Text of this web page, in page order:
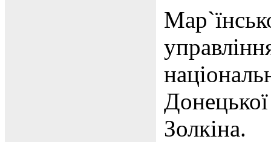
Золкіна.